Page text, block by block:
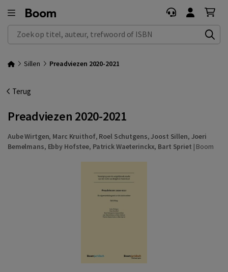
Zoek op titel, auteur, trefwoord of ISBN
Sillen Preadviezen 2020-2021
Terug
Preadviezen 2020-2021
Aube Wirtgen, Marc Kruithof, Roel Schutgens,Joost Sillen, Joeri
Bemelmans, Ebby Hofstee, Patrick Waeterinckx, Bart Spriet | Boom